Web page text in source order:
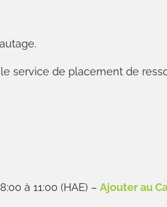
service de placement de
à 11:00 (HAE) – Ajouter au